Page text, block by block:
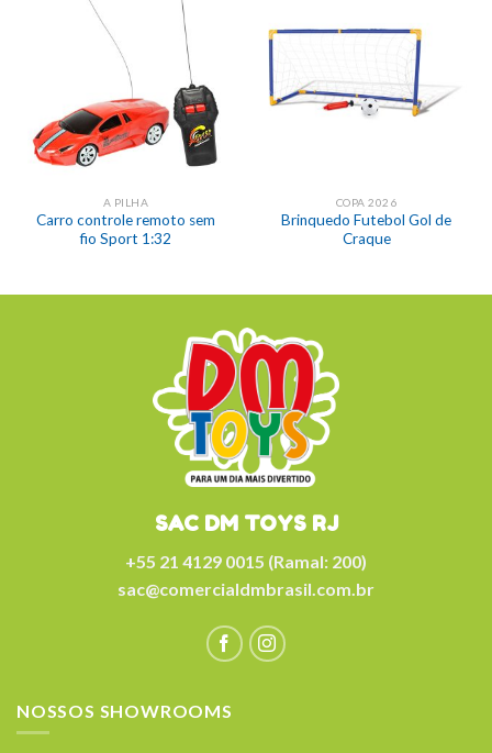
A PILHA
Carro controle remoto sem
fio Sport 1:32
COPA 2026
Brinquedo Futebol Gol de
Craque
SAC DM TOYS RJ
+55 21 4129 0015 (Ramal: 200)
sac@comercialdmbrasil.com.br
NOSSOS SHOWROOMS